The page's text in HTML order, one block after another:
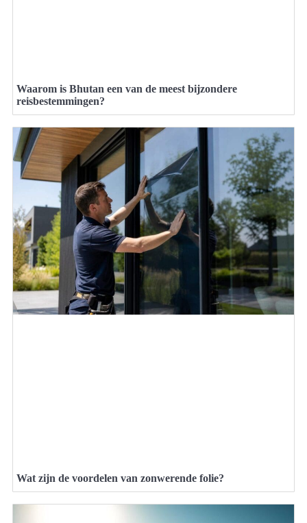
Waarom is Bhutan een van de meest bijzondere
reisbestemmingen?
Wat zijn de voordelen van zonwerende folie?